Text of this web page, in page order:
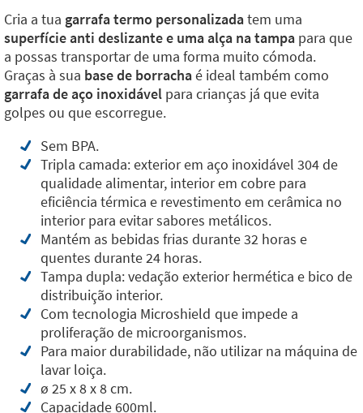
Cria a tua garrafa termo personalizadatem uma
superfície anti deslizante e uma alça na tampa para que
a possas transportar de uma forma muito cómoda.
Graças à sua base de borrachaé ideal também como
garrafa de aço inoxidável para crianças já que evita
golpes ou que escorregue.
Sem BPA.
Tripla camada: exterior em aço inoxidável 304 de
qualidade alimentar, interior em cobre para
eficiência térmica e revestimento em cerâmica no
interior para evitar sabores metálicos.
Mantém as bebidas frias durante 32 horas e
quentes durante 24 horas.
Tampa dupla: vedação exterior hermética e bico de
distribuição interior.
Com tecnologia Microshield que impede a
proliferação de microorganismos.
Para maior durabilidade, não utilizar na máquina de
lavar loiça.
ø 25 x 8 x 8 cm.
Capacidade 600ml.